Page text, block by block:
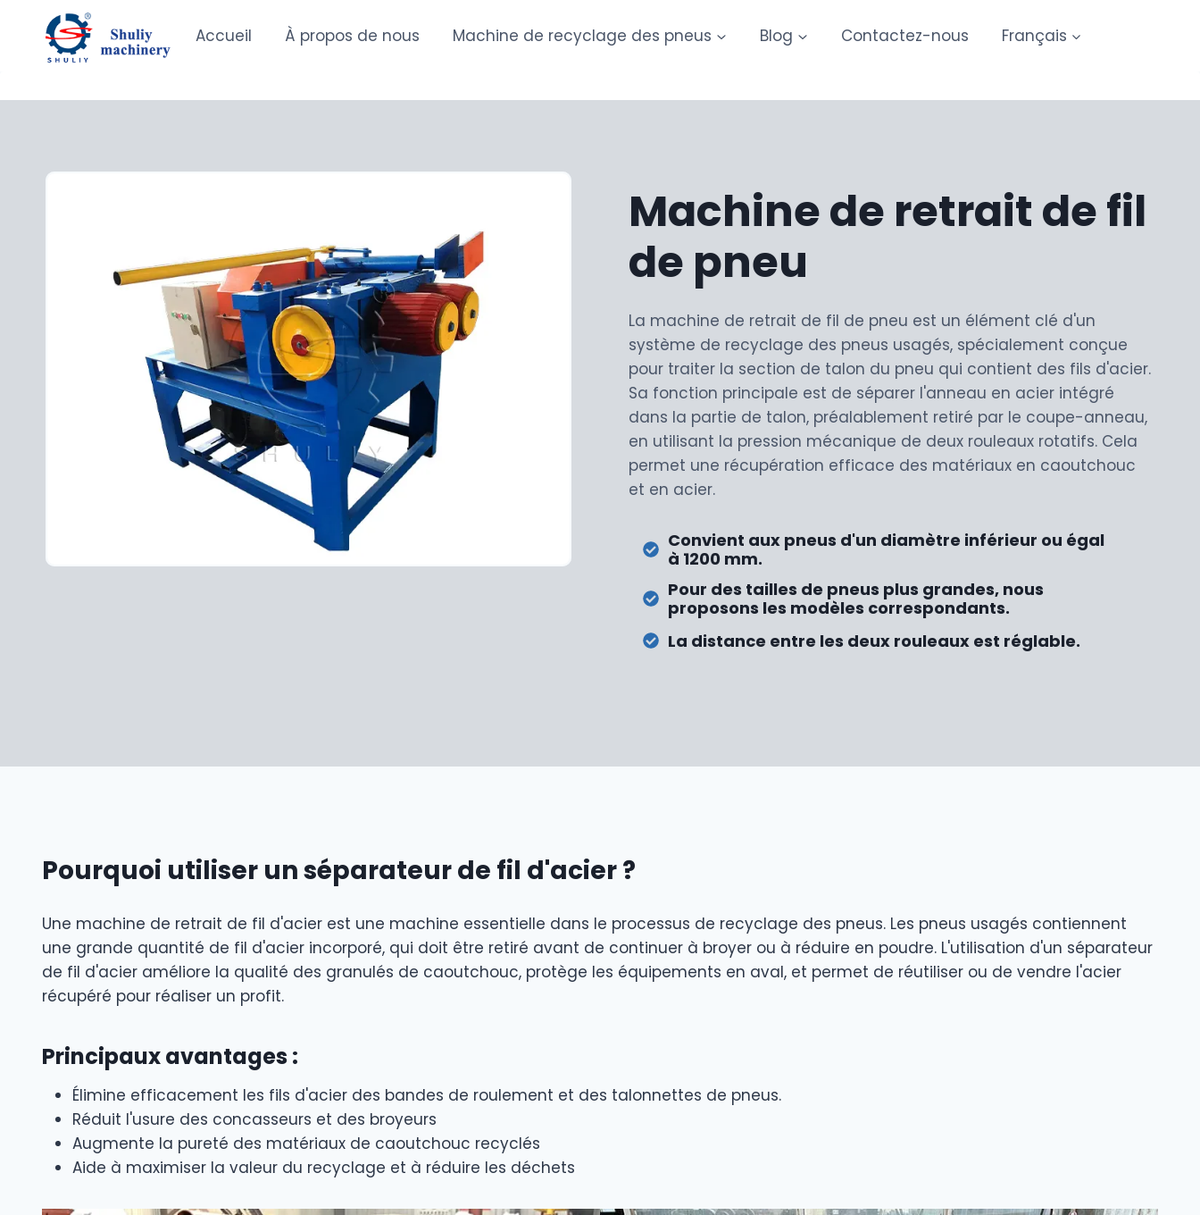
contenu
Accueil À propos de nous Machine de recyclage des pneus Blog Contactez-nous Français
Machine de retrait de fil
de pneu
La machine de retrait de fil de pneu est un élément clé d'un
système de recyclage des pneus usagés, spécialement conçue
pour traiter la section de talon du pneu qui contient des fils d'acier.
Sa fonction principale est de séparer l'anneau en acier intégré
dans la partie de talon, préalablement retiré par le coupe-anneau,
en utilisant la pression mécanique de deux rouleaux rotatifs. Cela
permet une récupération efficace des matériaux en caoutchouc
et en acier.
Convient aux pneus d'un diamètre inférieur ou égal
à 1200 mm.
Pour des tailles de pneus plus grandes, nous
proposons les modèles correspondants.
La distance entre les deux rouleaux est réglable.
Pourquoi utiliser un séparateur de fil d'acier ?
Une machine de retrait de fil d'acier est une machine essentielle dans le processus de recyclage des pneus. Les pneus usagés contiennent
une grande quantité de fil d'acier incorporé, qui doit être retiré avant de continuer à broyer ou à réduire en poudre. L'utilisation d'un séparateur
de fil d'acier améliore la qualité des granulés de caoutchouc, protège les équipements en aval, et permet de réutiliser ou de vendre l'acier
récupéré pour réaliser un profit.
Principaux avantages :
Élimine efficacement les fils d'acier des bandes de roulement et des talonnettes de pneus.
Réduit l'usure des concasseurs et des broyeurs
Augmente la pureté des matériaux de caoutchouc recyclés
Aide à maximiser la valeur du recyclage et à réduire les déchets